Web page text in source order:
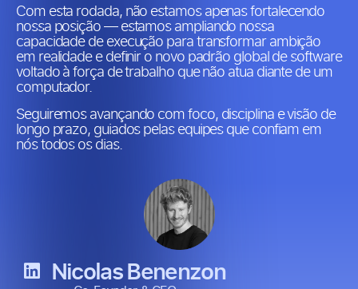
Com esta rodada, não estamos apenas fortalecendo
nossa posição — estamos ampliando nossa
capacidade de execução para transformar ambição
em realidade e definir o novo padrão global de software
voltado à força de trabalho que não atua diante de um
computador.
Seguiremos avançando com foco, disciplina e visão de
longo prazo, guiados pelas equipes que confiam em
nós todos os dias.
Nicolas Benenzon